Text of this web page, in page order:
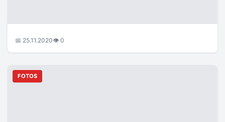
📅 25.11.2020👁 0
FOTOS